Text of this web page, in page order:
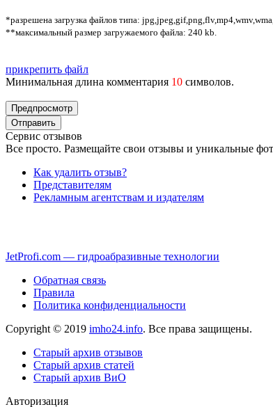
*разрешена загрузка файлов типа:
**максимальный размер загружаемого файла: 240 kb.
прикрепить файл
Минимальная длина комментария 10 символов.
Сервис отзывов
Все просто. Размещайте свои отзывы и уникальные
Как удалить отзыв?
Представителям
Рекламным агентствам и издателям
JetProfi.com — гидроабразивные технологии
Обратная связь
Правила
Политика конфиденциальности
Copyright © 2019 imho24.info. Все права защищены.
Старый архив отзывов
Старый архив статей
Старый архив ВиО
Авторизация